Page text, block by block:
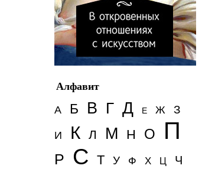
Алфавит
А
Б В Г Д Е Ж З
И К Л М Н О П
Р С Т У Ф Х Ц Ч